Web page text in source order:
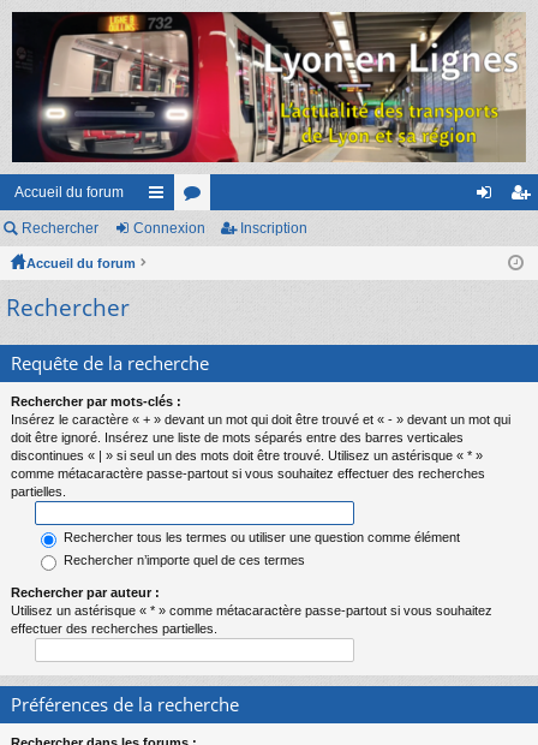
Accueil du forum
ac
s
or
cri
Rechercher Connexion Inscription
Accueil du forum
Rechercher
Requête de la recherche
Rechercher par mots-clés :
Insérez le caractère « + » devant un mot qui doit être trouvé et « - » devant un mot qui
doit être ignoré. Insérez une liste de mots séparés entre des barres verticales
discontinues « | » si seul un des mots doit être trouvé. Utilisez un astérisque « * »
comme métacaractère passe-partout si vous souhaitez effectuer des recherches
partielles.
Rechercher tous les termes ou utiliser une question comme élément
Rechercher n’importe quel de ces termes
Rechercher par auteur :
Utilisez un astérisque « * » comme métacaractère passe-partout si vous souhaitez
effectuer des recherches partielles.
Préférences de la recherche